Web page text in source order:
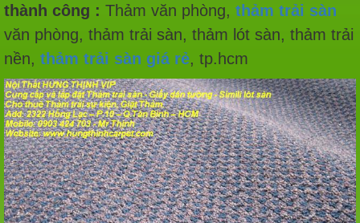
thành công : Thảm văn phòng, thảm trải sàn
văn phòng, thảm trải sàn, thảm lót sàn, thảm trải
nền, thảm trải sàn giá rẻ, tp.hcm